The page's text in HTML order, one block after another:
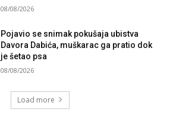
08/08/2026
Pojavio se snimak pokušaja ubistva
Davora Dabića, muškarac ga pratio dok
je šetao psa
08/08/2026
Load more